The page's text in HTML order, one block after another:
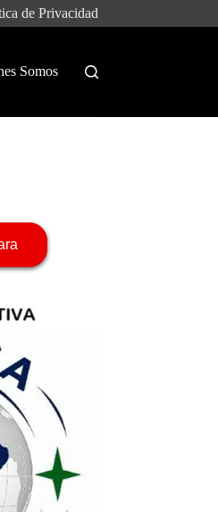
de Privacidad
Somos